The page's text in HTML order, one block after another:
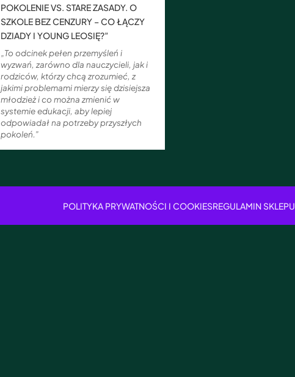
POKOLENIE VS. STARE ZASADY. O
SZKOLE BEZ CENZURY – CO ŁĄCZY
DZIADY I YOUNG LEOSIĘ?”
„To odcinek pełen przemyśleń i
wyzwań, zarówno dla nauczycieli, jak i
rodziców, którzy chcą zrozumieć, z
jakimi problemami mierzy się dzisiejsza
młodzież i co można zmienić w
systemie edukacji, aby lepiej
odpowiadał na potrzeby przyszłych
pokoleń.”
POLITYKA PRYWATNOŚCI I COOKIESREGULAMIN SKLEPU